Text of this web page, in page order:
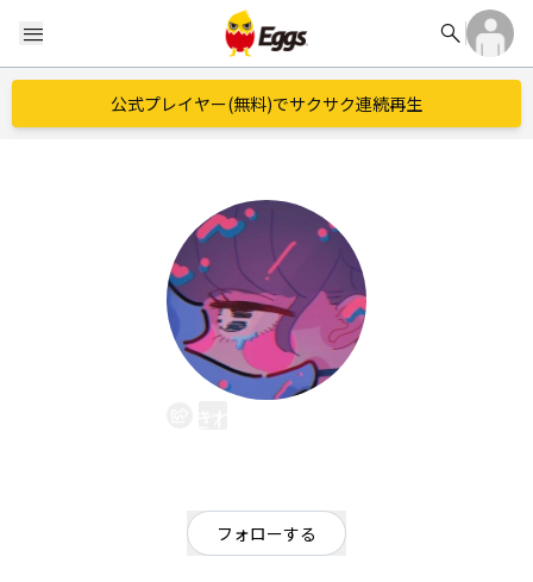
menu search
公式プレイヤー(無料)でサクサク連続再生
フォローする